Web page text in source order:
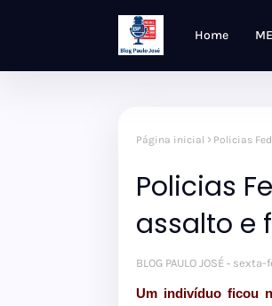
Home
Página inicial Policias
Policias
assalto e
BLOG PAULO JOSÉ sexta-
Um indivíduo ficou